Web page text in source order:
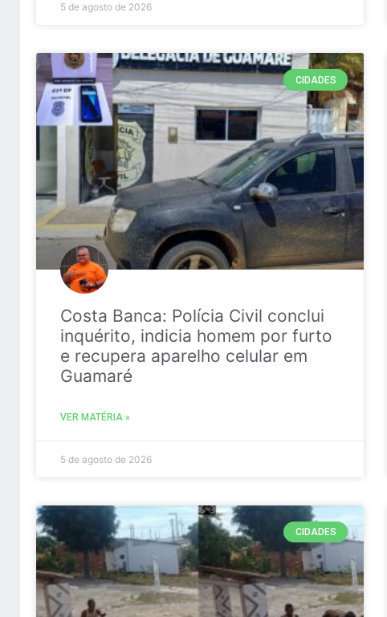
5 de agosto de 2026
CIDADES
Costa Banca: Polícia Civil conclui
inquérito, indicia homem por furto
e recupera aparelho celular em
Guamaré
VER MATÉRIA »
5 de agosto de 2026
CIDADES